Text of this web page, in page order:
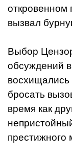
откровенном
вызвал
Выбор
обсуждений
бросать
время как
престижного